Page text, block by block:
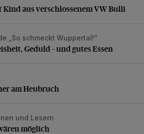
aus verschlossenem VW Bulli
Geduld – und gutes Essen
„So schmeckt Wuppertal!“
Geduld – und gutes Essen
am Heubruch
am Heubruch
möglich
und Lesern
möglich